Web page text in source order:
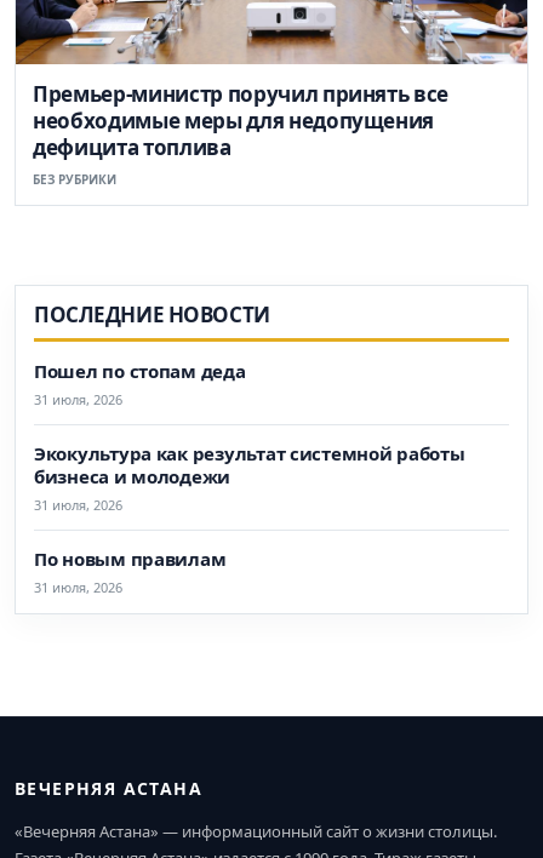
Премьер-министр поручил принять все
необходимые меры для недопущения
дефицита топлива
БЕЗ РУБРИКИ
ПОСЛЕДНИЕ НОВОСТИ
Пошел по стопам деда
31 июля, 2026
Экокультура как результат системной работы
бизнеса и молодежи
31 июля, 2026
По новым правилам
31 июля, 2026
ВЕЧЕРНЯЯ АСТАНА
«Вечерняя Астана» — информационный сайт о жизни столицы.